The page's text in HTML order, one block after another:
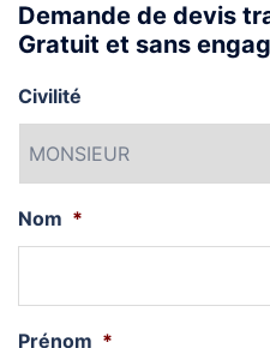
Demande de devis
Gratuit et sans
Civilité
Nom *
Prénom *